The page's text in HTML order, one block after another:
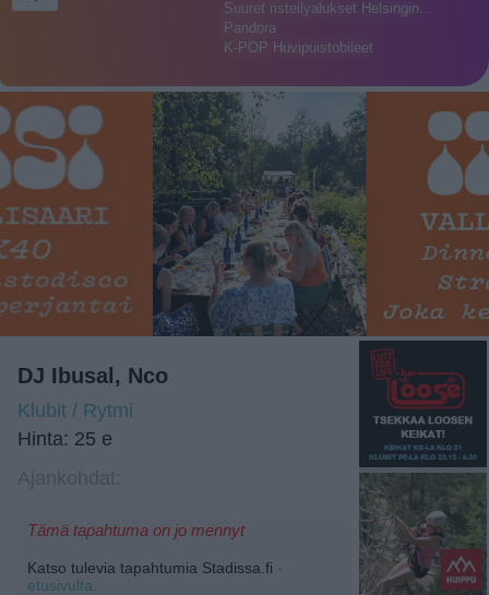
Suuret risteilyalukset Helsingin…
Pandora
K-POP Huvipuistobileet
DJ Ibusal, Nco
Klubit / Rytmi
Hinta: 25 e
Tämä tapahtuma on jo mennyt
Katso tulevia tapahtumia Stadissa.fi -
etusivulta.